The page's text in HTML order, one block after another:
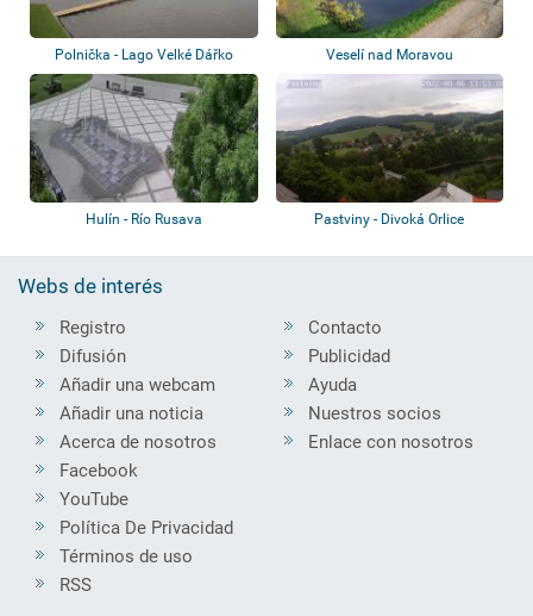
Polnička - Lago Velké Dářko Veselí nad Moravou
Hulín - Río Rusava Pastviny - Divoká Orlice
Webs de interés
Registro
Difusión
Añadir una webcam
Añadir una noticia
Acerca de nosotros
Contacto
Publicidad
Ayuda
Nuestros socios
Enlace con nosotros
Facebook
YouTube
Política De Privacidad
Términos de uso
RSS